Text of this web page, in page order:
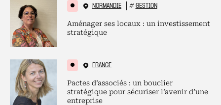
NORMANDIE # GESTION
Aménager ses locaux : un investissement
stratégique
FRANCE
Pactes d’associés : un bouclier
stratégique pour sécuriser l’avenir d’une
entreprise